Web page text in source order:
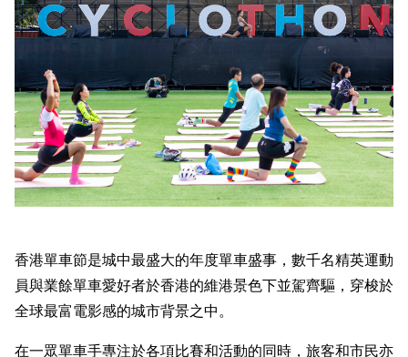
香港單車節是城中最盛大的年度單車盛事，數千名精英運動
員與業餘單車愛好者於香港的維港景色下並駕齊驅，穿梭於
全球最富電影感的城市背景之中。
在一眾單車手專注於各項比賽和活動的同時，旅客和市民亦